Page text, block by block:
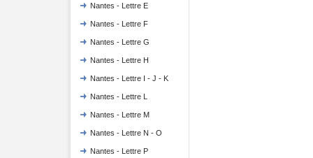
Nantes - Lettre E
Nantes - Lettre F
Nantes - Lettre G
Nantes - Lettre H
Nantes - Lettre I - J - K
Nantes - Lettre L
Nantes - Lettre M
Nantes - Lettre N - O
Nantes - Lettre P